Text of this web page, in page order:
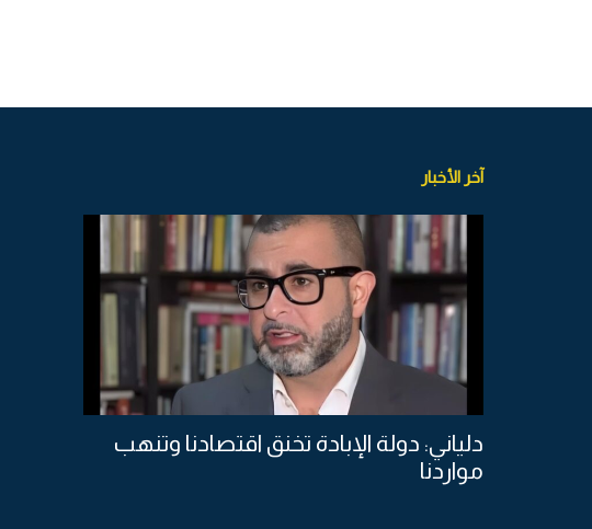
آخر الأخبار
دلياني: دولة الإبادة تخنق اقتصادنا وتنهب
مواردنا